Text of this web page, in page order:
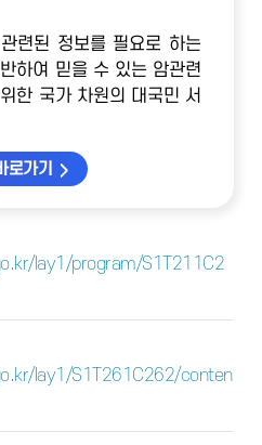
련된 정보를 필요로 하는
하여 믿을 수 있는 암관련
한 국가 차원의 대국민 서
로가기
lay1/program/S1T211C2
lay1/S1T261C262/conten